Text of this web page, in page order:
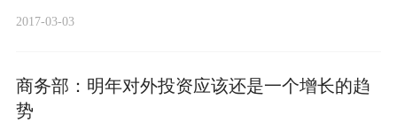
2017-03-03
商务部：明年对外投资应该还是一个增长的趋
势